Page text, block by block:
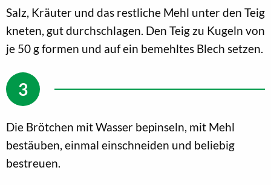
Salz, Kräuter und das restliche Mehl unter den Teig
kneten, gut durchschlagen. Den Teig zu Kugeln von
je 50 g formen und auf ein bemehltes Blech setzen.
Die Brötchen mit Wasser bepinseln, mit Mehl
bestäuben, einmal einschneiden und beliebig
bestreuen.